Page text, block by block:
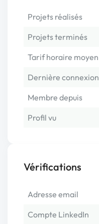
Projets réalisés
Projets terminés
Tarif horaire moyen
Dernière connexion
Membre depuis
Profil vu
Vérifications
Adresse email
Compte LinkedIn